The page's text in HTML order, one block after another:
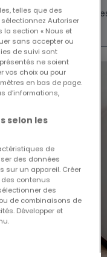
? Ces
telles que des
Autoriser
section « Nous et
sans accepter ou
de suivi sont
ne soient
vos choix ou pour
en bas de page.
d’informations,
selon les
de
des données
sur un appareil. Créer
des contenus
des
de combinaisons de
Développer et